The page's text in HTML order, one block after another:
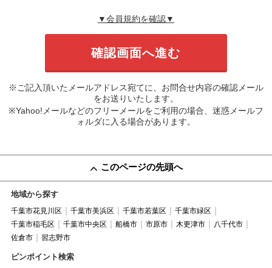
▼会員規約を確認▼
※ご記入頂いたメールアドレス宛てに、お問合せ内容の確認メール
をお送りいたします。
※Yahoo!メールなどのフリーメールをご利用の場合、迷惑メールフ
ォルダに入る場合があります。
このページの先頭へ
地域から探す
千葉市花見川区 千葉市美浜区 千葉市若葉区
千葉市緑区
千葉市稲毛区
千葉市中央区 船橋市 市原市 木更津市
八千代市
佐倉市
習志野市
ピンポイント検索